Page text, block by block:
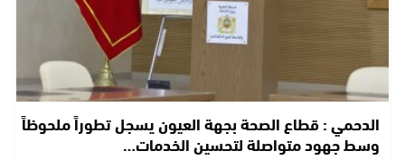
الدحمي : قطاع الصحة بجهة العيون يسجل تطوراً ملحوظاً
وسط جهود متواصلة لتحسين الخدمات…